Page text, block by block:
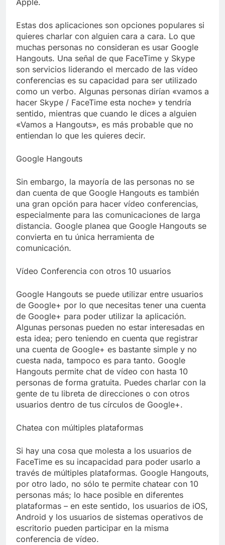
paranormales con
binoculares de visión
nocturna y reuniones de
secuestrados
7 Años Atrás
La Inteligencia Artificial
deepfake de Samsung
fabrica un clip de
movimiento desde una
sola foto
7 Años Atrás
Apple.
Estas dos aplicaciones son opciones populares si
quieres charlar con alguien cara a cara. Lo que
muchas personas no consideran es usar Google
Hangouts. Una señal de que FaceTime y Skype
son servicios liderando el mercado de las vídeo
conferencias es su capacidad para ser utilizado
como un verbo. Algunas personas dirían «vamos a
hacer Skype / FaceTime esta noche» y tendría
sentido, mientras que cuando le dices a alguien
«Vamos a Hangouts», es más probable que no
entiendan lo que les quieres decir.
Google Hangouts
Sin embargo, la mayoría de las personas no se
dan cuenta de que Google Hangouts es también
una gran opción para hacer vídeo conferencias,
especialmente para las comunicaciones de larga
distancia. Google planea que Google Hangouts se
convierta en tu única herramienta de
comunicación.
Vídeo Conferencia con otros 10 usuarios
Google Hangouts se puede utilizar entre usuarios
de Google+ por lo que necesitas tener una cuenta
de Google+ para poder utilizar la aplicación.
Algunas personas pueden no estar interesadas en
esta idea; pero teniendo en cuenta que registrar
una cuenta de Google+ es bastante simple y no
cuesta nada, tampoco es para tanto. Google
Hangouts permite chat de vídeo con hasta 10
personas de forma gratuita. Puedes charlar con la
gente de tu libreta de direcciones o con otros
usuarios dentro de tus círculos de Google+.
Chatea con múltiples plataformas
Si hay una cosa que molesta a los usuarios de
FaceTime es su incapacidad para poder usarlo a
través de múltiples plataformas. Google Hangouts,
por otro lado, no sólo te permite chatear con 10
personas más; lo hace posible en diferentes
plataformas – en este sentido, los usuarios de iOS,
Android y los usuarios de sistemas operativos de
escritorio pueden participar en la misma
conferencia de vídeo.